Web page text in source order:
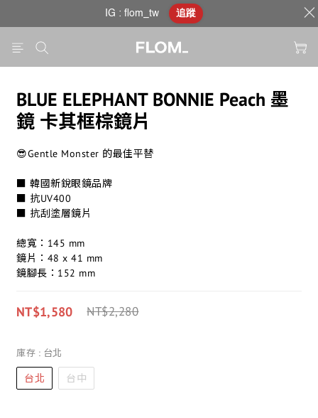
BLUE ELEPHANT BONNIE Peach 墨
鏡 卡其框棕鏡片
😎Gentle Monster 的最佳平替
■ 韓國新銳眼鏡品牌
■ 抗UV400
■ 抗刮塗層鏡片
總寬：145 mm
鏡片：48 x 41 mm
鏡腳長：152 mm
NT$1,580 NT$2,280
庫存 : 台北
台北 台中
IG : flom_tw 追蹤